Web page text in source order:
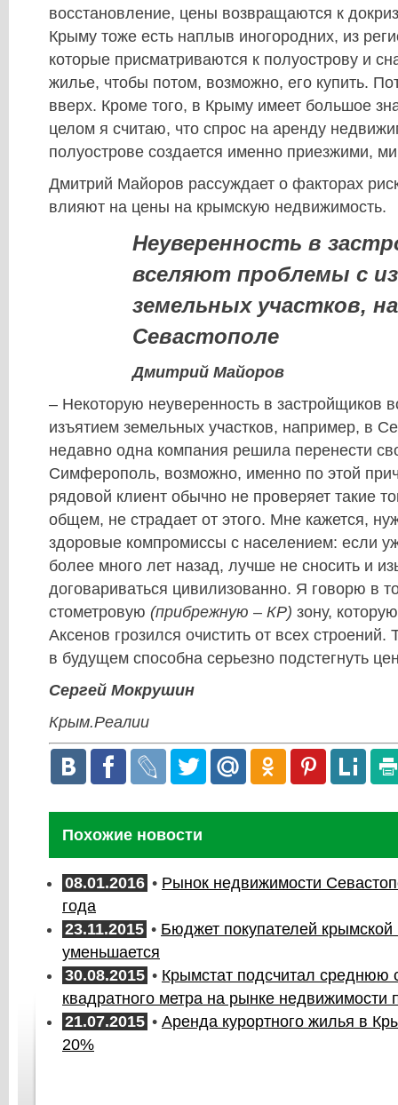
восстановление, цены возвращаются к
Крыму тоже есть наплыв иногородних, из
которые присматриваются к полуострову и
жилье, чтобы потом, возможно, его купить.
вверх. Кроме того, в Крыму имеет большое
целом я считаю, что спрос на аренду
полуострове создается именно приезжими,
Дмитрий Майоров рассуждает о факторах
влияют на цены на крымскую недвижимость.
Неуверенность в
вселяют проблемы с
земельных участков,
Севастополе
Дмитрий Майоров
– Некоторую неуверенность в застройщиков
изъятием земельных участков, например, в
недавно одна компания решила перенести
Симферополь, возможно, именно по этой
рядовой клиент обычно не проверяет такие
общем, не страдает от этого. Мне кажется,
здоровые компромиссы с населением: если
более много лет назад, лучше не сносить и
договариваться цивилизованно. Я говорю в
стометровую (прибрежную – КР) зону,
Аксенов грозился очистить от всех строений.
в будущем способна серьезно подстегнуть
Сергей Мокрушин
Крым.Реалии
Похожие новости
08.01.2016 • Рынок недвижимости
года
23.11.2015 • Бюджет покупателей
уменьшается
30.08.2015 • Крымстат подсчитал среднюю
квадратного метра на рынке недвижимости
21.07.2015 • Аренда курортного жилья в
20%